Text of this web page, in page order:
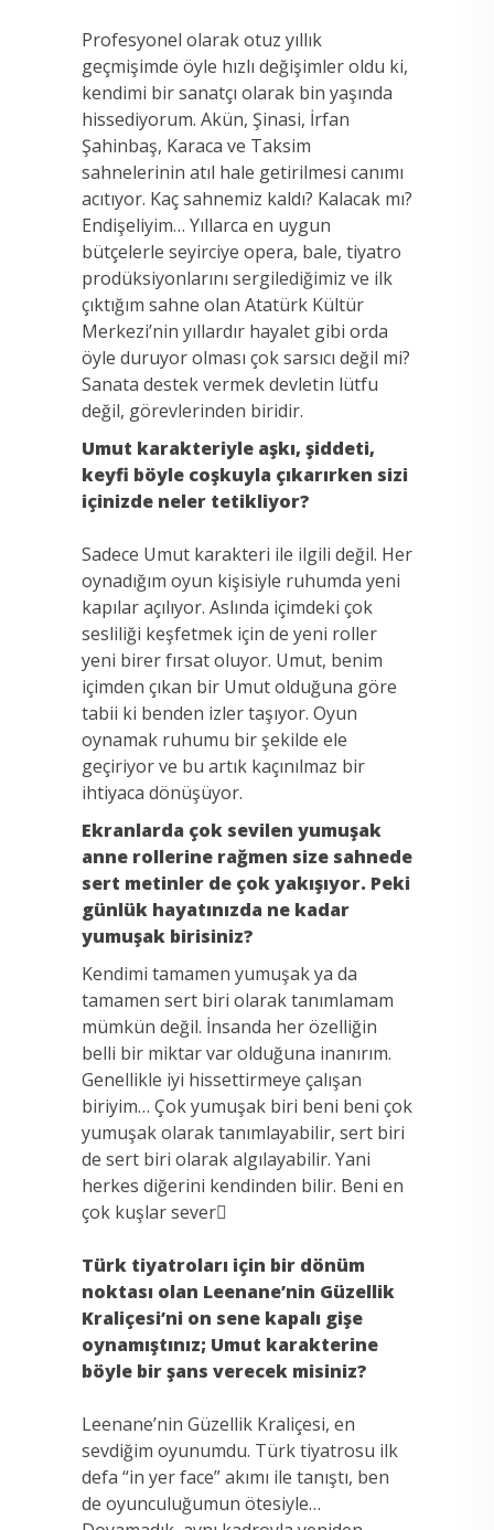
Profesyonel olarak otuz yıllık
geçmişimde öyle hızlı değişimler oldu ki,
kendimi bir sanatçı olarak bin yaşında
hissediyorum. Akün, Şinasi, İrfan
Şahinbaş, Karaca ve Taksim
sahnelerinin atıl hale getirilmesi canımı
acıtıyor. Kaç sahnemiz kaldı? Kalacak mı?
Endişeliyim… Yıllarca en uygun
bütçelerle seyirciye opera, bale, tiyatro
prodüksiyonlarını sergilediğimiz ve ilk
çıktığım sahne olan Atatürk Kültür
Merkezi’nin yıllardır hayalet gibi orda
öyle duruyor olması çok sarsıcı değil mi?
Sanata destek vermek devletin lütfu
değil, görevlerinden biridir.
Umut karakteriyle aşkı, şiddeti,
keyfi böyle coşkuyla çıkarırken sizi
içinizde neler tetikliyor?
Sadece Umut karakteri ile ilgili değil. Her
oynadığım oyun kişisiyle ruhumda yeni
kapılar açılıyor. Aslında içimdeki çok
sesliliği keşfetmek için de yeni roller
yeni birer fırsat oluyor. Umut, benim
içimden çıkan bir Umut olduğuna göre
tabii ki benden izler taşıyor. Oyun
oynamak ruhumu bir şekilde ele
geçiriyor ve bu artık kaçınılmaz bir
ihtiyaca dönüşüyor.
Ekranlarda çok sevilen yumuşak
anne rollerine rağmen size sahnede
sert metinler de çok yakışıyor. Peki
günlük hayatınızda ne kadar
yumuşak birisiniz?
Kendimi tamamen yumuşak ya da
tamamen sert biri olarak tanımlamam
mümkün değil. İnsanda her özelliğin
belli bir miktar var olduğuna inanırım.
Genellikle iyi hissettirmeye çalışan
biriyim… Çok yumuşak biri beni beni çok
yumuşak olarak tanımlayabilir, sert biri
de sert biri olarak algılayabilir. Yani
herkes diğerini kendinden bilir. Beni en
çok kuşlar sever
Türk tiyatroları için bir dönüm
noktası olan Leenane’nin Güzellik
Kraliçesi’ni on sene kapalı gişe
oynamıştınız; Umut karakterine
böyle bir şans verecek misiniz?
Leenane’nin Güzellik Kraliçesi, en
sevdiğim oyunumdu. Türk tiyatrosu ilk
defa “in yer face” akımı ile tanıştı, ben
de oyunculuğumun ötesiyle…